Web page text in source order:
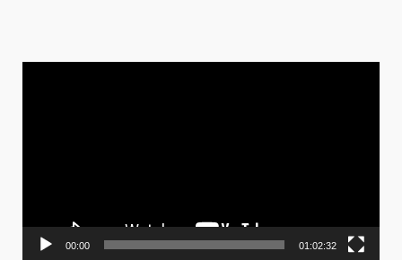
00:00 01:02:32